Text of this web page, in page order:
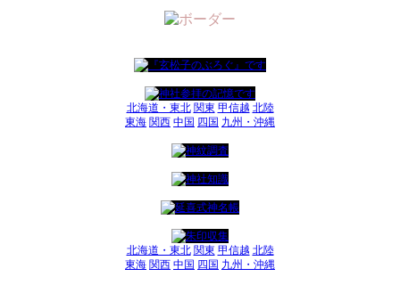
北海道・東北 関東 甲信越 北陸
東海 関西 中国 四国 九州・沖縄
北海道・東北 関東 甲信越 北陸
東海 関西 中国 四国 九州・沖縄